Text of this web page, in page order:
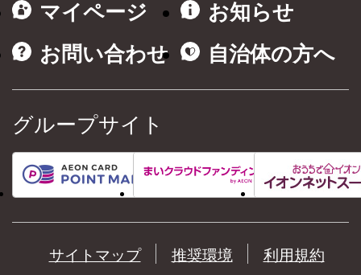
マイページ
お知らせ
お問い合わせ
自治体の方へ
グループサイト
サイトマップ 推奨環境 利用規約